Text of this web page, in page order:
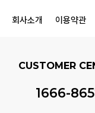
회사소개 이용약관
CUSTOMER
1666-